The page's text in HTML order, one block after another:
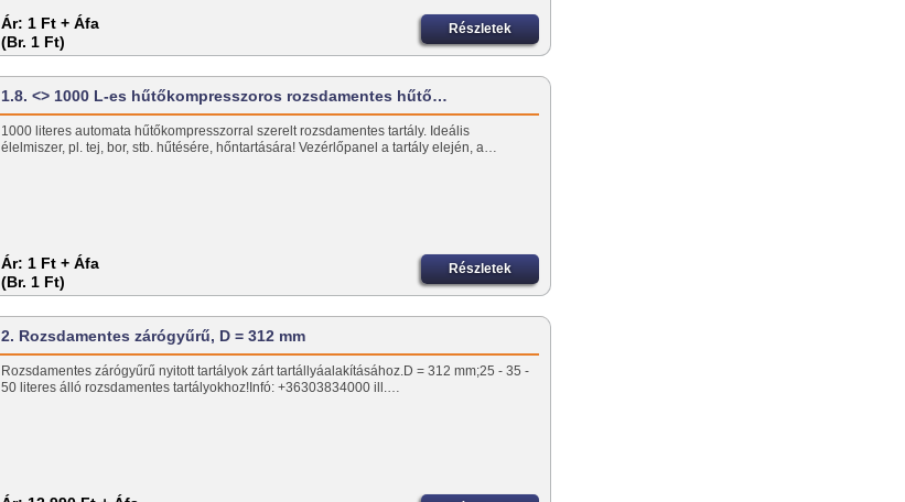
Ár: 1 Ft + Áfa
(Br. 1 Ft)
Részletek
1.8. <> 1000 L-es hűtőkompresszoros rozsdamentes hűtő…
1000 literes automata hűtőkompresszorral szerelt rozsdamentes tartály. Ideális
élelmiszer, pl. tej, bor, stb. hűtésére, hőntartására! Vezérlőpanel a tartály elején, a…
Ár: 1 Ft + Áfa
(Br. 1 Ft)
Részletek
2. Rozsdamentes zárógyűrű, D = 312 mm
Rozsdamentes zárógyűrű nyitott tartályok zárt tartállyáalakításához.D = 312 mm;25 - 35 -
50 literes álló rozsdamentes tartályokhoz!Infó: +36303834000 ill.…